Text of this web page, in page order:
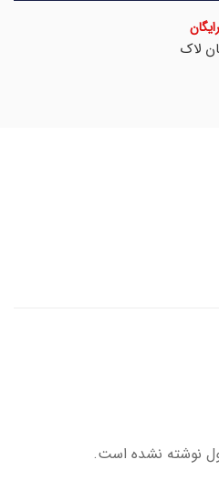
لاک
رایگان
نوشته نشده است.